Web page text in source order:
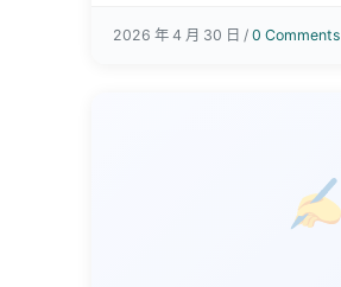
2026 年 4 月 30 日 /0 Comments